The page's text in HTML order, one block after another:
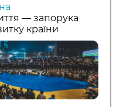
— запорука
країни